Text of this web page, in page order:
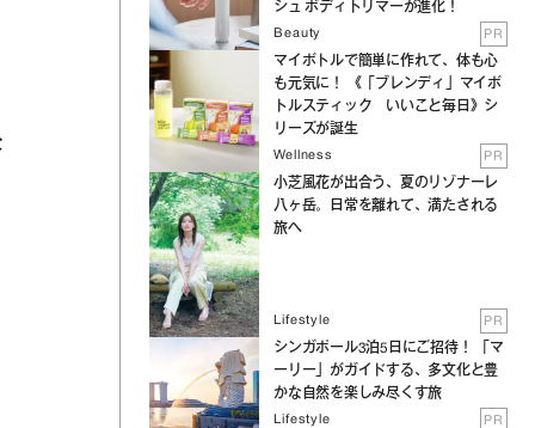
シュ ボディトリマーが進化！
Beauty PR
マイボトルで簡単に作れて、体も心
も元気に！ 《「ブレンディ」マイボ
トルスティック いいこと毎日》シ
リーズが誕生
Wellness PR
小芝風花が出合う、夏のリゾナーレ
八ヶ岳。日常を離れて、満たされる
旅へ
Lifestyle PR
シンガポール3泊5日にご招待！ 「マ
ーリー」がガイドする、多文化と豊
かな自然を楽しみ尽くす旅
Lifestyle PR